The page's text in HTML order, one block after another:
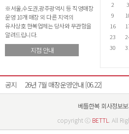
※서울,수도권,광주광역시 등 직영매장
운영 10개 매장 외 다른 지역의
유사상호 한복업체는 당사와 무관함을
알려드립니다.
지점 안내
5
7 8 9 10
12
13 14 15 16
19
20 21 22 23 24
26
27 28
2
3
9
16
23
30
공지
[07.21]
26년 7월 매장운영안내[06.22]
광주광역시점 확장이전안내[12.17]
베스트리워드 선정자 발표[07.18]
베틀한복 매장운영시간 변경안내 [12.26]
베틀한복 회사정보
copyright ⓒ BETTL . All